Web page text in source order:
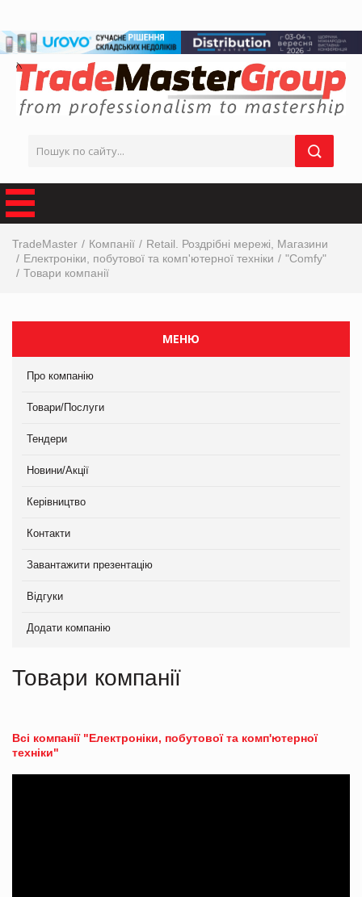
TradeMaster Компанії
Retail. Роздрібні мережі, Магазини
Електроніки, побутової та комп'ютерної техніки
"Comfy"
Товари компанії
МЕНЮ
Про компанію
Товари/Послуги
Тендери
Новини/Акції
Керівництво
Контакти
Завантажити презентацію
Відгуки
Додати компанію
Товари компанії
Всі компанії "Електроніки, побутової та комп'ютерної
техніки"